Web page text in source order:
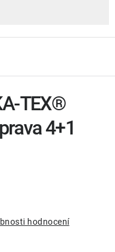
hodnocení
TEX®
4+1